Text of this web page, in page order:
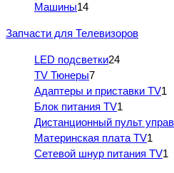
Машины14
Запчасти для Телевизоров
LED подсветки24
TV Тюнеры7
Адаптеры и приставки TV1
Блок питания TV1
Дистанционный пульт
Материнская плата TV1
Сетевой шнур питания TV1